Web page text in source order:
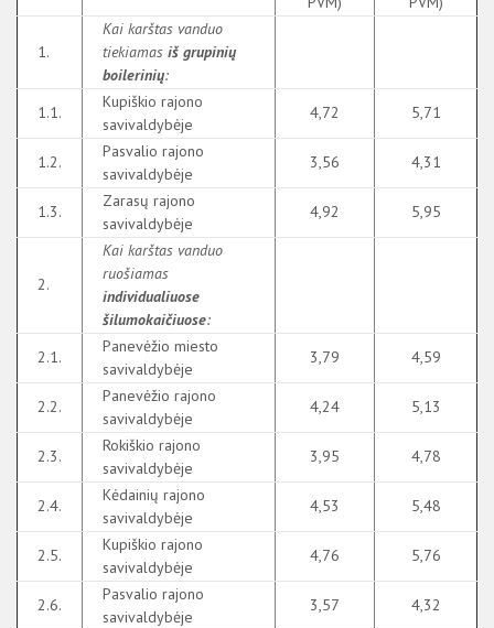
1.
Kai karštas vanduo
tiekiamas iš grupinių
boilerinių:
1.1.
Kupiškio rajono
savivaldybėje
4,72 5,71
1.2.
Pasvalio rajono
savivaldybėje
3,56 4,31
1.3.
Zarasų rajono
savivaldybėje
4,92 5,95
2.
Kai karštas vanduo
ruošiamas
individualiuose
šilumokaičiuose:
2.1.
Panevėžio miesto
savivaldybėje
3,79 4,59
2.2.
Panevėžio rajono
savivaldybėje
4,24 5,13
2.3.
Rokiškio rajono
savivaldybėje
3,95 4,78
2.4.
Kėdainių rajono
savivaldybėje
4,53 5,48
2.5.
Kupiškio rajono
savivaldybėje
4,76 5,76
2.6.
Pasvalio rajono
savivaldybėje
3,57 4,32